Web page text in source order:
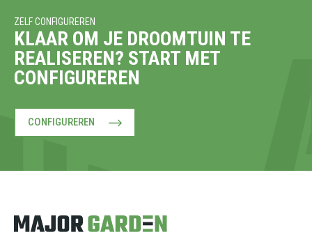
ZELF CONFIGUREREN
KLAAR OM JE DROOMTUIN TE
REALISEREN? START MET
CONFIGUREREN
CONFIGUREREN